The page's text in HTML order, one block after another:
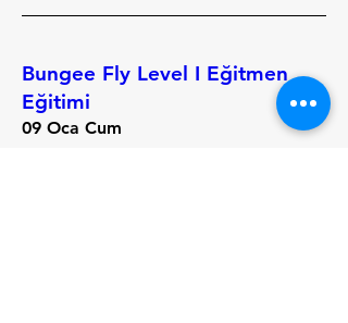
Bungee Fly Level I Eğitmen
Eğitimi
09 Oca Cum